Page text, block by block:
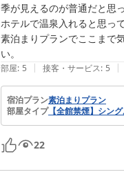
季が見えるのが普通だと思
ホテルで温泉入れると思っ
素泊まりプランでここまで
い。
部屋: 5 | 接客・サービス: 5 |
宿泊プラン素泊まりプラン
部屋タイプ【全館禁煙】シン
22